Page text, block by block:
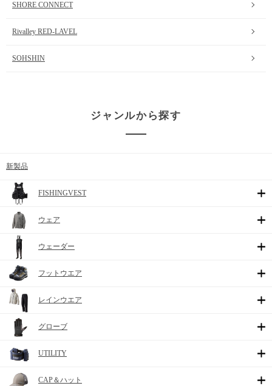
SHORE CONNECT
Rivalley RED-LAVEL
SOHSHIN
ジャンルから探す
新製品
FISHINGVEST
ウェア
ウェーダー
フットウエア
レインウエア
グローブ
UTILITY
CAP＆ハット